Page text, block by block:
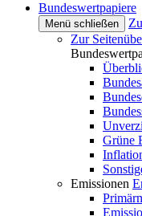
Bundeswertpapiere
Menü schließen
Zur
Grüne
Emissionen